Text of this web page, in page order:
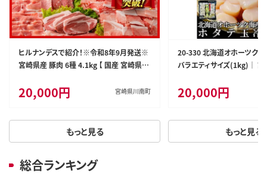
ヒルナンデスで紹介！※令和8年9月発送※
宮崎県産 豚肉 6種 4.1kg 【 国産 宮崎県産
ミヤチク 】［D00634r809］
20,000円 宮崎県川南町
もっと見る
20-330 北海道オホーツク
バラエティサイズ(1kg)｜ 訳
20,000円
もっと見る
総合ランキング